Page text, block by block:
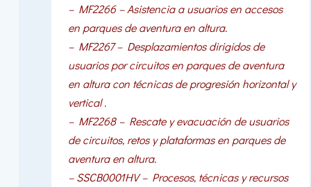
– MF2266 – Asistencia a usuarios en accesos
en parques de aventura en altura.
– MF2267 – Desplazamientos dirigidos de
usuarios por circuitos en parques de aventura
en altura con técnicas de progresión horizontal y
vertical .
– MF2268 – Rescate y evacuación de usuarios
de circuitos, retos y plataformas en parques de
aventura en altura.
– SSCB0001HV – Procesos, técnicas y recursos